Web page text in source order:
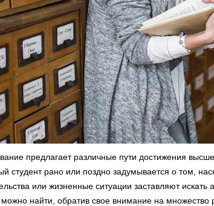
предлагает различные пути достижения
студент рано или поздно задумывается о том,
или жизненные ситуации заставляют
можно найти, обратив свое внимание на